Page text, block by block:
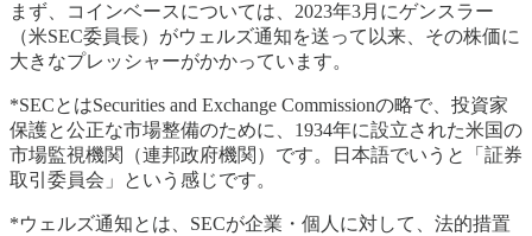
まず、コインベースについては、2023年3月にゲンスラー
（米SEC委員長）がウェルズ通知を送って以来、その株価に
大きなプレッシャーがかかっています。
*SECとはSecurities and Exchange Commissionの略で、投資家
保護と公正な市場整備のために、1934年に設立された米国の
市場監視機関（連邦政府機関）です。日本語でいうと「証券
取引委員会」という感じです。
*ウェルズ通知とは、SECが企業・個人に対して、法的措置